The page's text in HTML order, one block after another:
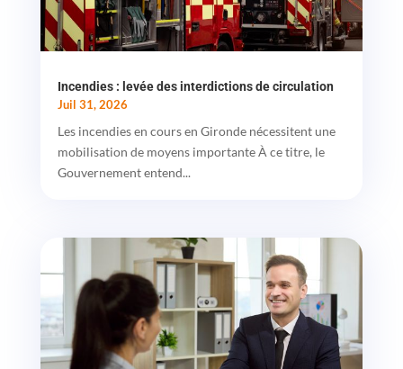
Incendies : levée des interdictions de circulation
Juil 31, 2026
Les incendies en cours en Gironde nécessitent une
mobilisation de moyens importante À ce titre, le
Gouvernement entend...